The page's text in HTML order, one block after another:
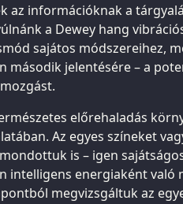
az információknak a
a Dewey hang
sajátos módszereihez,
második jelentésére – a
előrehaladás
Az egyes színeket
is – igen
intelligens energiaként való
megvizsgáltuk az